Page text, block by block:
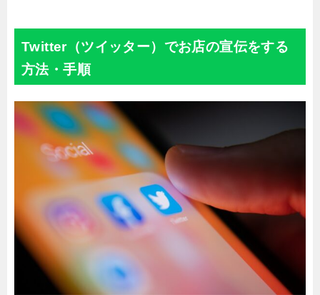
Twitter（ツイッター）でお店の宣伝をする
方法・手順